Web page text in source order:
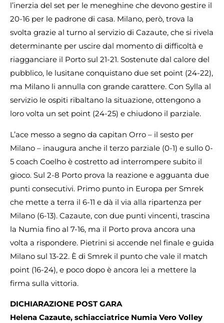
l’inerzia del set per le meneghine che devono gestire il
20-16 per le padrone di casa. Milano, però, trova la
svolta grazie al turno al servizio di Cazaute, che si rivela
determinante per uscire dal momento di difficoltà e
riagganciare il Porto sul 21-21. Sostenute dal calore del
pubblico, le lusitane conquistano due set point (24-22),
ma Milano li annulla con grande carattere. Con Sylla al
servizio le ospiti ribaltano la situazione, ottengono a
loro volta un set point (24-25) e chiudono il parziale.
L’ace messo a segno da capitan Orro – il sesto per
Milano – inaugura anche il terzo parziale (0-1) e sullo 0-
5 coach Coelho è costretto ad interrompere subito il
gioco. Sul 2-8 Porto prova la reazione e agguanta due
punti consecutivi. Primo punto in Europa per Smrek
che mette a terra il 6-11 e dà il via alla ripartenza per
Milano (6-13). Cazaute, con due punti vincenti, trascina
la Numia fino al 7-16, ma il Porto prova ancora una
volta a rispondere. Pietrini si accende nel finale e guida
Milano sul 13-22. È di Smrek il punto che vale il match
point (16-24), e poco dopo è ancora lei a mettere la
firma sulla vittoria.
DICHIARAZIONE POST GARA
Helena Cazaute, schiacciatrice Numia Vero Volley